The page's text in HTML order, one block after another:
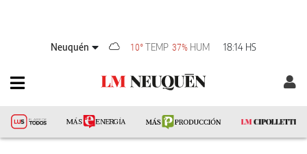
Neuquén 10°TEMP 37% HUM 18:14 HS